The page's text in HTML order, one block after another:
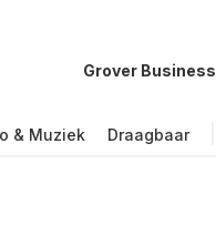
Grover Business
& Muziek Draagbaar